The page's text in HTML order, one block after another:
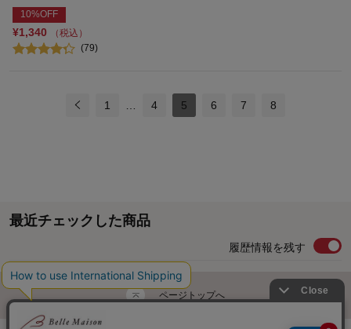
10%OFF
¥1,340
（税込）
(79)
1 4 5 6 7 8
最近チェックした商品
履歴情報を残す
ページトップへ